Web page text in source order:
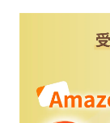
高めだと思います
供それぞれの良い
る姿勢があるとこ